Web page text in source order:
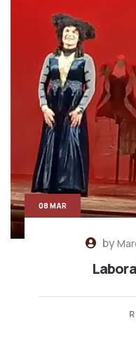
by
08 MAR